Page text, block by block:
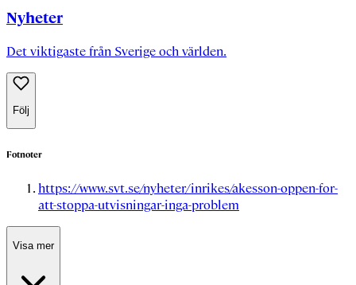
Nyheter
Det viktigaste från Sverige och världen.
Följ
Fotnoter
https://www.svt.se/nyheter/inrikes/akesson-oppen-for-
att-stoppa-utvisningar-inga-problem
Visa mer